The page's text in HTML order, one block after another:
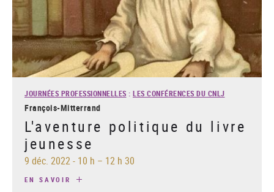
JOURNÉES PROFESSIONNELLES : LES CONFÉRENCES DU CNLJ
François-Mitterrand
L'aventure politique du livre
jeunesse
9 déc. 2022- 10 h – 12 h 30
EN SAVOIR